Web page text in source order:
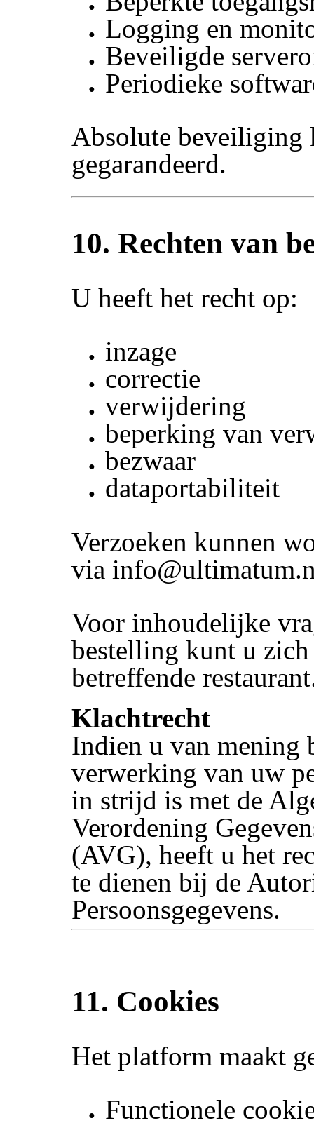
Logging en
Beveiligde
Periodieke
Absolute beveiliging
gegarandeerd.
10. Rechten van
U heeft het recht op:
inzage
correctie
verwijdering
beperking van
bezwaar
dataportabiliteit
Verzoeken kunnen
via
Voor inhoudelijke
bestelling kunt u
betreffende
Klachtrecht
Indien u van mening
verwerking van uw
in strijd is met de
Verordening
(AVG), heeft u het
te dienen bij de
Persoonsgegevens.
11. Cookies
Het platform maakt
Functionele